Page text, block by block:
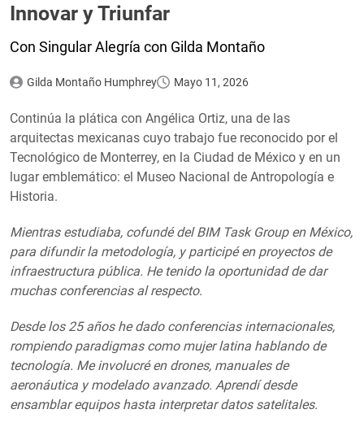
Innovar y Triunfar
Con Singular Alegría con Gilda Montaño
Gilda Montaño Humphrey Mayo 11, 2026
Continúa la plática con Angélica Ortiz, una de las
arquitectas mexicanas cuyo trabajo fue reconocido por el
Tecnológico de Monterrey, en la Ciudad de México y en un
lugar emblemático: el Museo Nacional de Antropología e
Historia.
Mientras estudiaba, cofundé del BIM Task Group en México,
para difundir la metodología, y participé en proyectos de
infraestructura pública. He tenido la oportunidad de dar
muchas conferencias al respecto.
Desde los 25 años he dado conferencias internacionales,
rompiendo paradigmas como mujer latina hablando de
tecnología. Me involucré en drones, manuales de
aeronáutica y modelado avanzado. Aprendí desde
ensamblar equipos hasta interpretar datos satelitales.